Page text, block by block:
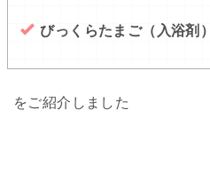
びっくらたまご（入浴剤）
をご紹介しました